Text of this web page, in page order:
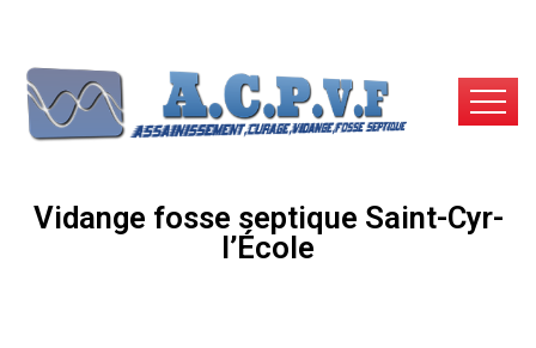
Vidange fosse septique Saint-Cyr-
l’École